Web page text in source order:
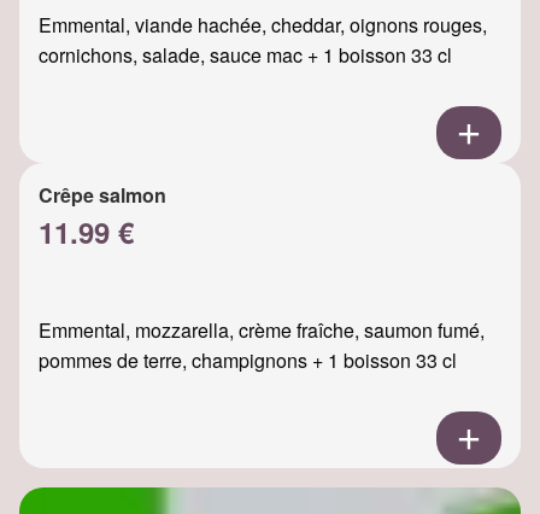
Emmental, viande hachée, cheddar, oignons rouges,
cornichons, salade, sauce mac + 1 boisson 33 cl
Crêpe salmon
11.99 €
Emmental, mozzarella, crème fraîche, saumon fumé,
pommes de terre, champignons + 1 boisson 33 cl